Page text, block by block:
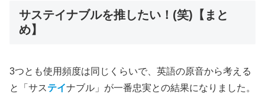
サステイナブルを推したい！(笑)【まと
め】
3つとも使用頻度は同じくらいで、英語の原音から考える
と「サステイナブル」が一番忠実との結果になりました。